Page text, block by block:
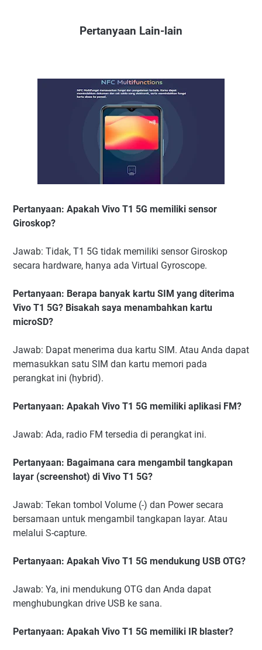
Pertanyaan Lain-lain
Pertanyaan: Apakah Vivo T1 5G memiliki sensor
Giroskop?
Jawab: Tidak, T1 5G tidak memiliki sensor Giroskop
secara hardware, hanya ada Virtual Gyroscope.
Pertanyaan: Berapa banyak kartu SIM yang diterima
Vivo T1 5G? Bisakah saya menambahkan kartu
microSD?
Jawab: Dapat menerima dua kartu SIM. Atau Anda dapat
memasukkan satu SIM dan kartu memori pada
perangkat ini (hybrid).
Pertanyaan: Apakah Vivo T1 5G memiliki aplikasi FM?
Jawab: Ada, radio FM tersedia di perangkat ini.
Pertanyaan: Bagaimana cara mengambil tangkapan
layar (screenshot) di Vivo T1 5G?
Jawab: Tekan tombol Volume (-) dan Power secara
bersamaan untuk mengambil tangkapan layar. Atau
melalui S-capture.
Pertanyaan: Apakah Vivo T1 5G mendukung USB OTG?
Jawab: Ya, ini mendukung OTG dan Anda dapat
menghubungkan drive USB ke sana.
Pertanyaan: Apakah Vivo T1 5G memiliki IR blaster?